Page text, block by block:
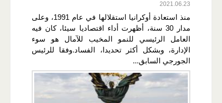
2021.06.23
منذ استعادة أوكرانيا استقلالها في عام 1991، وعلى
مدار 30 سنة، أظهرت أداء اقتصاديا سيئا، كان فيه
العامل الرئيسي للنمو المخيب للآمال هو سوء
الإدارة، وبشكل أكثر تحديدا، الفساد.وفقا للرئيس
الجورجي السابق...